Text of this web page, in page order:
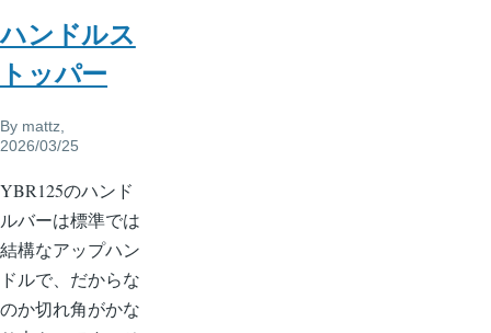
ハンドルス
トッパー
By mattz,
2026/03/25
YBR125のハンド
ルバーは標準では
結構なアップハン
ドルで、だからな
のか切れ角がかな